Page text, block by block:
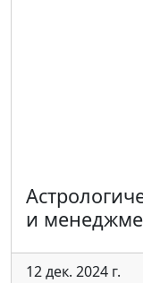
и
12 дек. 2024 г.